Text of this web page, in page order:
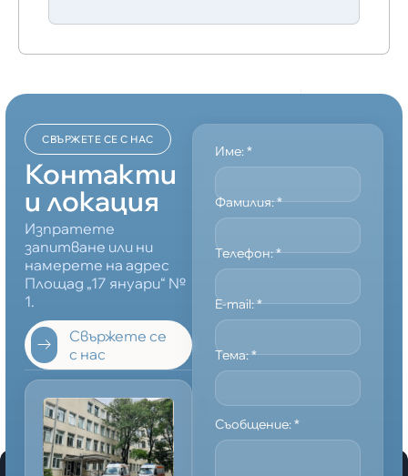
СВЪРЖЕТЕ СЕ С НАС
Контакти
и локация
Изпратете
запитване или ни
намерете на адрес
Площад „17 януари“ №
1.
Свържете се
с нас
Име:*
Фамилия:*
Телефон:*
E-mail:*
Тема:*
Съобщение:*